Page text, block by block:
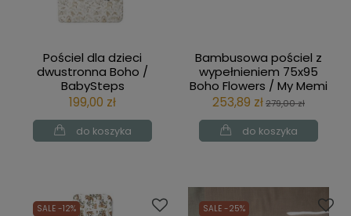
Pościel dla dzieci
dwustronna Boho /
BabySteps
199,00 zł
do koszyka
Bambusowa pościel z
wypełnieniem 75x95
Boho Flowers / My Memi
253,89 zł279,00 zł
do koszyka
SALE -12% SALE -25%